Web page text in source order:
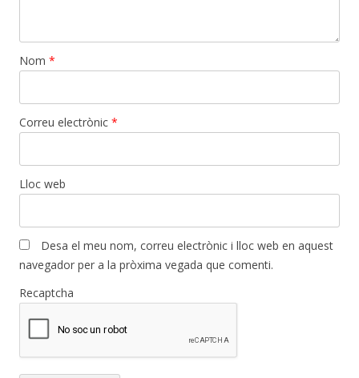
Nom *
Correu electrònic *
Lloc web
Desa el meu nom, correu electrònic i lloc web en aquest
navegador per a la pròxima vegada que comenti.
Recaptcha